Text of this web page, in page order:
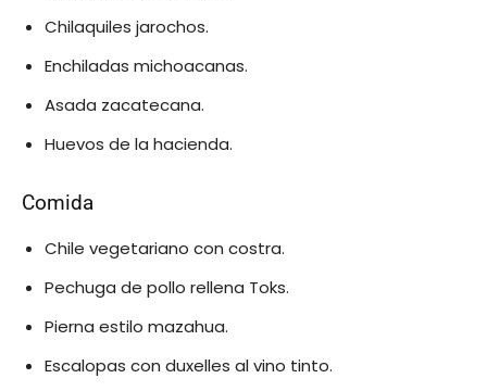
Chilaquiles jarochos.
Enchiladas michoacanas.
Asada zacatecana.
Huevos de la hacienda.
Comida
Chile vegetariano con costra.
Pechuga de pollo rellena Toks.
Pierna estilo mazahua.
Escalopas con duxelles al vino tinto.